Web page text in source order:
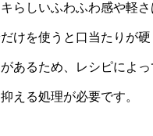
らしいふわふわ感や軽さ
けを使うと口当たりが
あるため、レシピによ
える処理が必要です。